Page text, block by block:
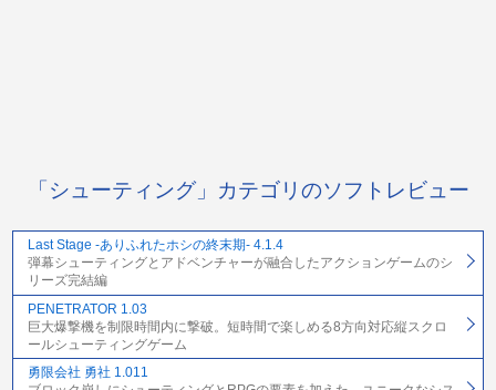
「シューティング」カテゴリのソフトレビュー
Last Stage -ありふれたホシの終末期- 4.1.4
弾幕シューティングとアドベンチャーが融合したアクションゲームのシ
リーズ完結編
PENETRATOR 1.03
巨大爆撃機を制限時間内に撃破。短時間で楽しめる8方向対応縦スクロ
ールシューティングゲーム
勇限会社 勇社 1.011